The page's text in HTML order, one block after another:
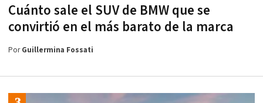
Cuánto sale el SUV de BMW que se
convirtió en el más barato de la marca
PorGuillermina Fossati